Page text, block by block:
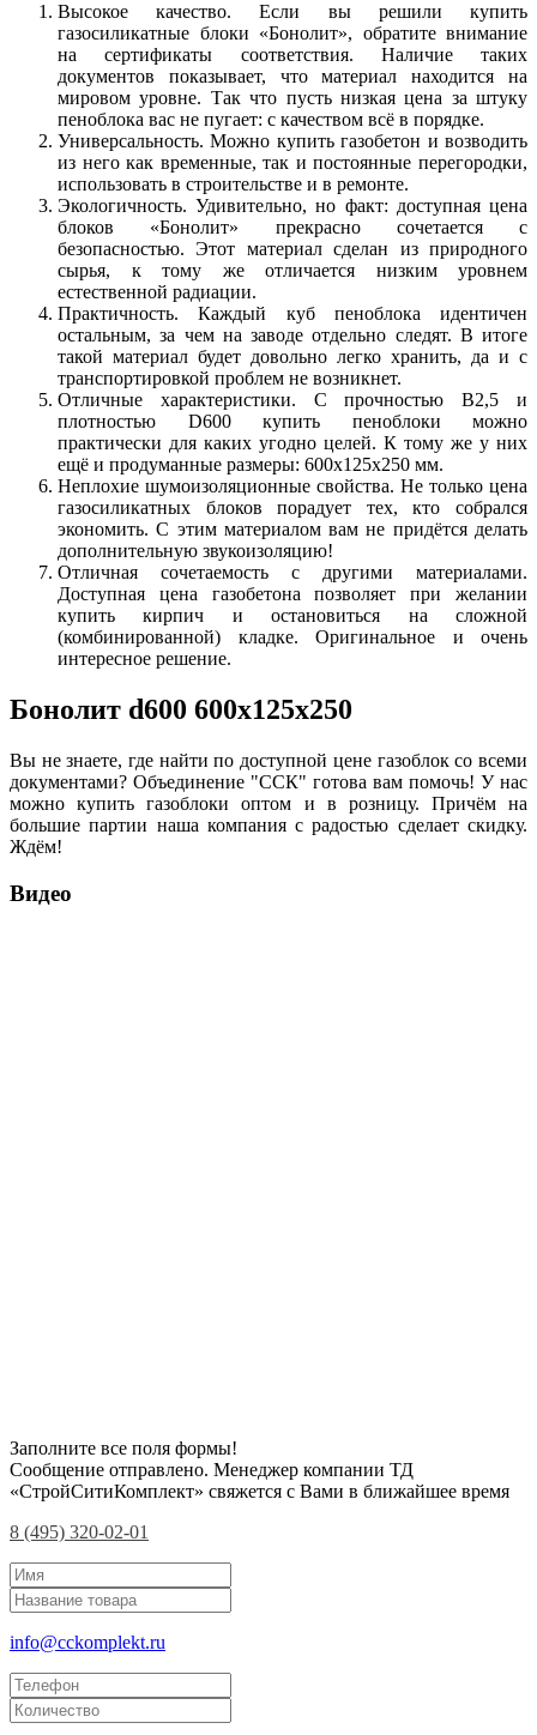
Высокое качество. Если вы решили купить
газосиликатные блоки «Бонолит», обратите внимание
на сертификаты соответствия. Наличие таких
документов показывает, что материал находится на
мировом уровне. Так что пусть низкая цена за штуку
пеноблока вас не пугает: с качеством всё в порядке.
Универсальность. Можно купить газобетон и возводить
из него как временные, так и постоянные перегородки,
использовать в строительстве и в ремонте.
Экологичность. Удивительно, но факт: доступная цена
блоков «Бонолит» прекрасно сочетается с
безопасностью. Этот материал сделан из природного
сырья, к тому же отличается низким уровнем
естественной радиации.
Практичность. Каждый куб пеноблока идентичен
остальным, за чем на заводе отдельно следят. В итоге
такой материал будет довольно легко хранить, да и с
транспортировкой проблем не возникнет.
Отличные характеристики. С прочностью В2,5 и
плотностью D600 купить пеноблоки можно
практически для каких угодно целей. К тому же у них
ещё и продуманные размеры: 600x125x250 мм.
Неплохие шумоизоляционные свойства. Не только цена
газосиликатных блоков порадует тех, кто собрался
экономить. С этим материалом вам не придётся делать
дополнительную звукоизоляцию!
Отличная сочетаемость с другими материалами.
Доступная цена газобетона позволяет при желании
купить кирпич и остановиться на сложной
(комбинированной) кладке. Оригинальное и очень
интересное решение.
Бонолит d600 600x125x250
Вы не знаете, где найти по доступной цене газоблок со всеми
документами? Объединение "ССК" готова вам помочь! У нас
можно купить газоблоки оптом и в розницу. Причём на
большие партии наша компания с радостью сделает скидку.
Ждём!
Видео
Заполните все поля формы!
Сообщение отправлено. Менеджер компании ТД
«СтройСитиКомплект» свяжется с Вами в ближайшее время
8 (495) 320-02-01
info@cckomplekt.ru